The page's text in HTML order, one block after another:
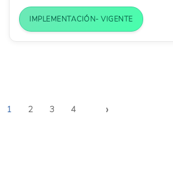
IMPLEMENTACIÓN- VIGENTE
1 2 3 4 ›